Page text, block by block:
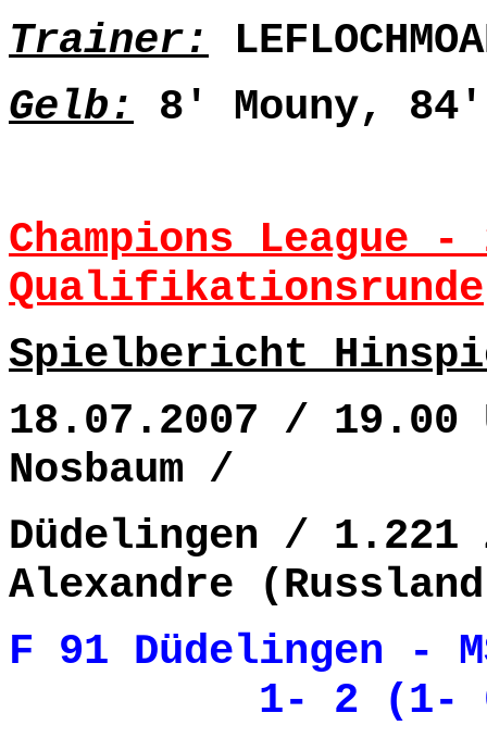
Trainer:
Gelb: 8' Mouny,
Champions League
Qualifikationsrunde
Spielbericht
18.07.2007 / 19.00
Nosbaum /
Düdelingen / 1.221
Alexandre
F 91 Düdelingen -
1- 2 (1-